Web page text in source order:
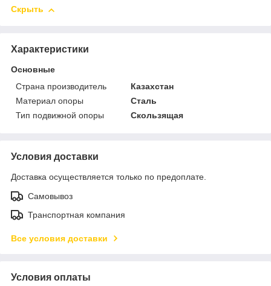
Скрыть
Характеристики
Основные
Страна производитель
Казахстан
Материал опоры
Сталь
Тип подвижной опоры
Скользящая
Условия доставки
Доставка осуществляется только по предоплате.
Самовывоз
Транспортная компания
Все условия доставки
Условия оплаты